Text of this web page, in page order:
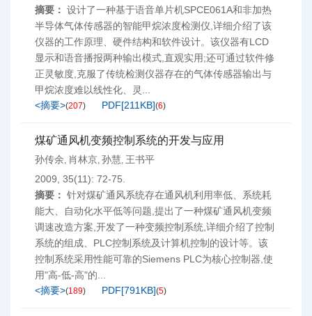
摘要： 设计了一种基于语音单片机SPCE061A和非加热
半导体气体传感器的智能甲烷浓度检测仪,详细介绍了该
仪器的工作原理、硬件结构和软件设计。该仪器有LCD
显示和语音播报两种输出模式,直观实用;还可通过软件修
正灵敏度,克服了传统检测仪器存在的气体传感器输出与
甲烷浓度难以线性化、灵...
<摘要>(207) PDF[211KB](6)
煤矿通风机变频控制系统的开发与应用
孙传余, 肖林京, 孙慧, 王书平
2009, 35(11): 72-75.
摘要： 针对煤矿通风系统存在通风机利用率低、系统耗
能大、自动化水平低等问题,提出了一种煤矿通风机变频
调速改造方案,开发了一种变频控制系统,详细介绍了控制
系统的组成、PLC控制系统及计算机控制的设计等。该
控制系统采用性能可靠的Siemens PLC为核心控制器,使
用"高-低-高"的...
<摘要>(189) PDF[791KB](5)